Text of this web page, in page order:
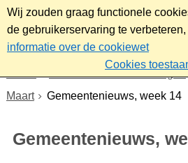
Wij zouden graag functionele
de gebruikerservaring te
informatie over de cookiewet
Cookies
Nieuws & bekendmakingen
Maart
Gemeentenieuws, week 14
Gemeentenieuws,